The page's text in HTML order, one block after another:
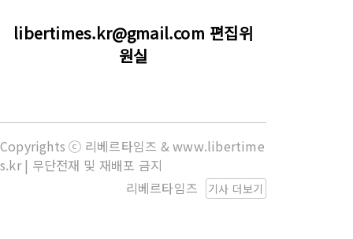
libertimes.kr@gmail.com 편집위
원실
Copyrights ⓒ 리베르타임즈 & www.libertime
s.kr | 무단전재 및 재배포 금지
기사 더보기
리베르타임즈